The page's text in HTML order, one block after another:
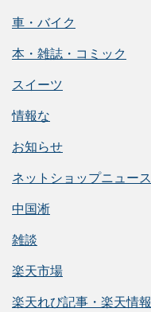
車・バイク
本・雑誌・コミック
スイーツ
情報な
お知らせ
ネットショップニュース
中国淅
雑談
楽天市場
楽天れび記事・楽天情報